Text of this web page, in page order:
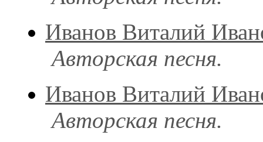
Иванов Виталий
Авторская песня.
Иванов Виталий
Авторская песня.